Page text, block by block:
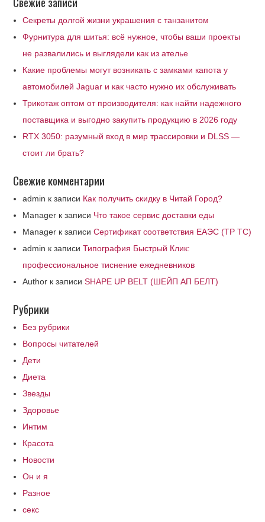
Секреты долгой жизни украшения с танзанитом
Фурнитура для шитья: всё нужное, чтобы ваши проекты
не развалились и выглядели как из ателье
Какие проблемы могут возникать с замками капота у
автомобилей Jaguar и как часто нужно их обслуживать
Трикотаж оптом от производителя: как найти надежного
поставщика и выгодно закупить продукцию в 2026 году
RTX 3050: разумный вход в мир трассировки и DLSS —
стоит ли брать?
Свежие комментарии
admin к записи Как получить скидку в Читай Город?
Manager к записи Что такое сервис доставки еды
Manager к записиСертификат соответствия ЕАЭС (ТР ТС)
admin к записиТипография Быстрый Клик:
профессиональное тиснение ежедневников
Author к записиSHAPE UP BELT (ШЕЙП АП БЕЛТ)
Рубрики
Без рубрики
Вопросы читателей
Дети
Диета
Звезды
Здоровье
Интим
Красота
Новости
Он и я
Разное
секс